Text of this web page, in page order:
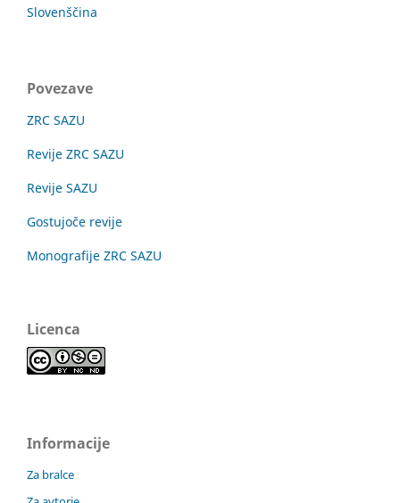
Slovenščina
Povezave
ZRC SAZU
Revije ZRC SAZU
Revije SAZU
Gostujoče revije
Monografije ZRC SAZU
Licenca
Informacije
Za bralce